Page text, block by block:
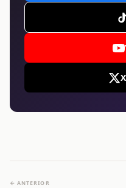
← ANTERIOR